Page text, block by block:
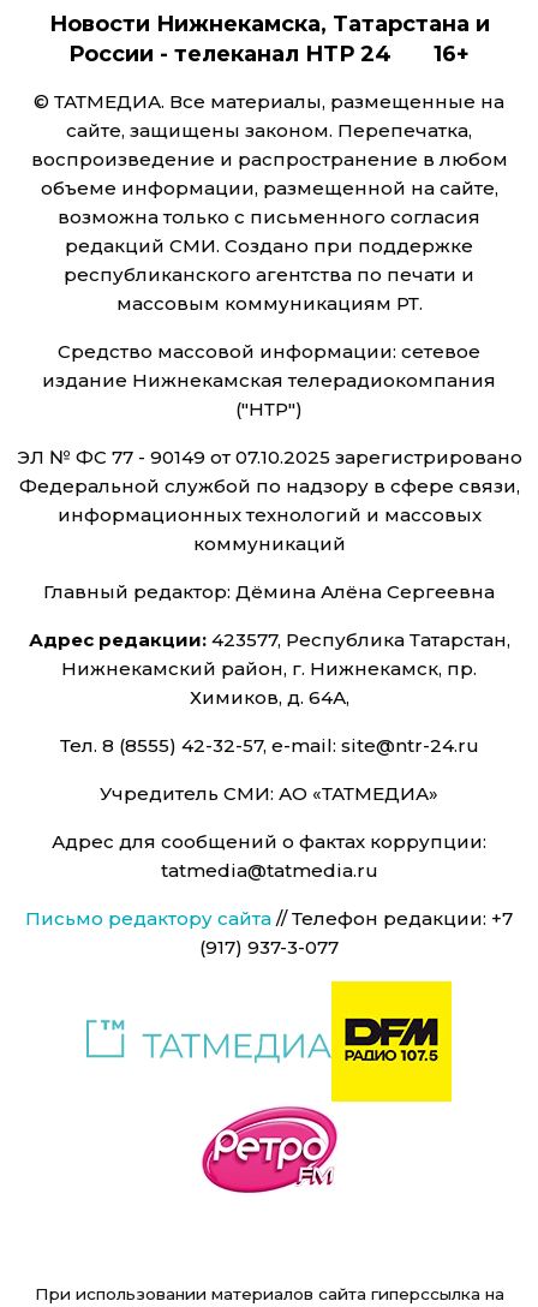
Новости Нижнекамска, Татарстана и
России - телеканал НТР 24 16+
© ТАТМЕДИА. Все материалы, размещенные на
сайте, защищены законом. Перепечатка,
воспроизведение и распространение в любом
объеме информации, размещенной на сайте,
возможна только с письменного согласия
редакций СМИ. Создано при поддержке
республиканского агентства по печати и
массовым коммуникациям РТ.
Средство массовой информации: сетевое
издание Нижнекамская телерадиокомпания
("НТР")
ЭЛ № ФС 77 - 90149 от 07.10.2025 зарегистрировано
Федеральной службой по надзору в сфере связи,
информационных технологий и массовых
коммуникаций
Главный редактор: Дёмина Алёна Сергеевна
Адрес редакции:423577, Республика Татарстан,
Нижнекамский район, г. Нижнекамск, пр.
Химиков, д. 64А,
Тел. 8 (8555) 42-32-57, e-mail: site@ntr-24.ru
Учредитель СМИ: АО «ТАТМЕДИА»
Адрес для сообщений о фактах коррупции:
tatmedia@tatmedia.ru
Письмо редактору сайта // Телефон редакции: +7
(917) 937-3-077
При использовании материалов сайта гиперссылка на